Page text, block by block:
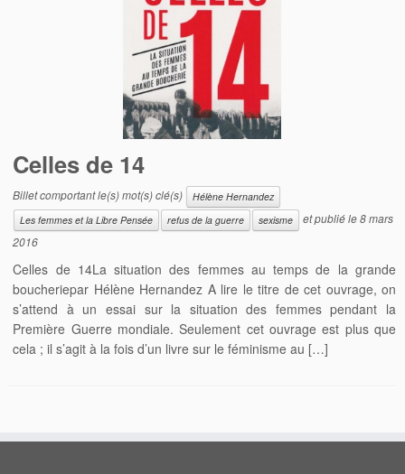
Celles de 14
Billet comportant le(s) mot(s) clé(s)
Hélène Hernandez
Les femmes et la Libre Pensée
refus de la guerre sexisme et publié le8 mars
2016
Celles de 14La situation des femmes au temps de la grande
boucheriepar Hélène Hernandez A lire le titre de cet ouvrage, on
s’attend à un essai sur la situation des femmes pendant la
Première Guerre mondiale. Seulement cet ouvrage est plus que
cela ; il s’agit à la fois d’un livre sur le féminisme au […]